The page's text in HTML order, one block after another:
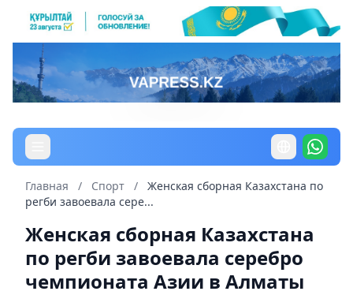
Главная / Спорт /
Женская сборная Казахстана по
регби завоевала сере...
Женская сборная Казахстана
по регби завоевала серебро
чемпионата Азии в Алматы